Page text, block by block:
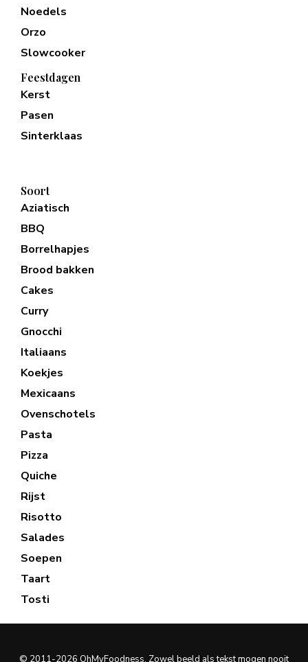
Noedels
Orzo
Slowcooker
Feestdagen
Kerst
Pasen
Sinterklaas
Soort
Aziatisch
BBQ
Borrelhapjes
Brood bakken
Cakes
Curry
Gnocchi
Italiaans
Koekjes
Mexicaans
Ovenschotels
Pasta
Pizza
Quiche
Rijst
Risotto
Salades
Soepen
Taart
Tosti
© 2011-2026 OhMyFoodness. Zowel beeld als tekst mogen nooit